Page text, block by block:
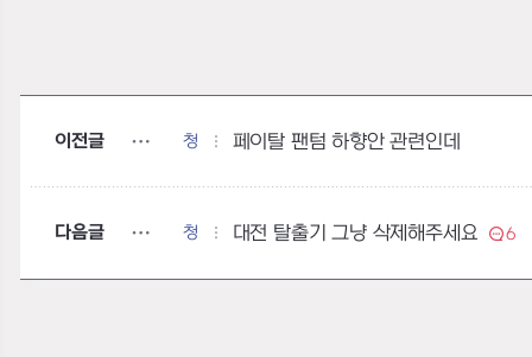
이전글 청 페이탈 팬텀 하향안 관련인데
다음글 청 대전 탈출기 그냥 삭제해주세요 6